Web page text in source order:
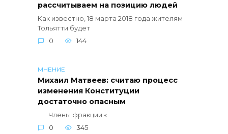
рассчитываем на позицию людей
Как известно, 18 марта 2018 года жителям
Тольятти будет
0
144
МНЕНИЕ
Михаил Матвеев: считаю процесс
изменения Конституции
достаточно опасным
Члены фракции «
0
345